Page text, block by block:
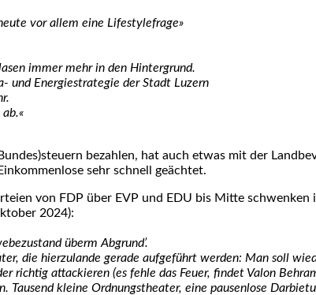
vor allem eine Life­sty­le­fra­ge»
immer mehr in den Hin­ter­grund.
und Ener­gie­stra­te­gie der Stadt Luzern
bezah­len, hat auch etwas mit der
sehr schnell geäch­tet.
von FDP über EVP und EDU bis Mit­te
2024):
überm Abgrund’.
die hier­zu­lan­de gera­de auf­ge­führt wer­den: Man soll
rich­tig atta­ckie­ren (es feh­le das Feu­er, fin­det Valon
klei­ne Ord­nungs­thea­ter, eine pau­sen­lo­se